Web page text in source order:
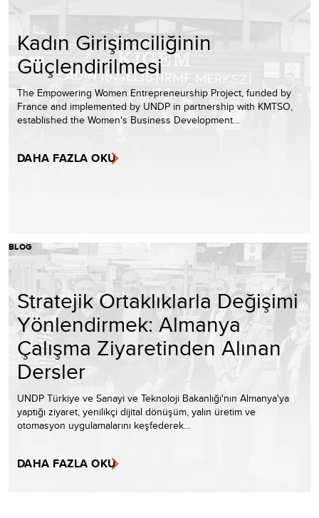
Kadın Girişimciliğinin
Güçlendirilmesi
The Empowering Women Entrepreneurship Project, funded by
France and implemented by UNDP in partnership with KMTSO,
established the Women's Business Development…
DAHA FAZLA OKU
BLOG
Stratejik Ortaklıklarla Değişimi
Yönlendirmek: Almanya
Çalışma Ziyaretinden Alınan
Dersler
UNDP Türkiye ve Sanayi ve Teknoloji Bakanlığı'nın Almanya'ya
yaptığı ziyaret, yenilikçi dijital dönüşüm, yalın üretim ve
otomasyon uygulamalarını keşfederek…
DAHA FAZLA OKU